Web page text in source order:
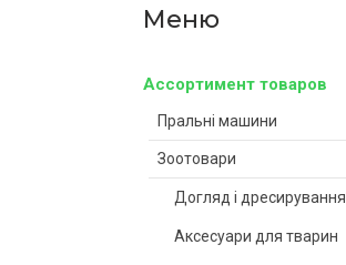
Ассортимент товаров
Пральні машини
Зоотовари
Догляд і дресирування
Аксесуари для тварин